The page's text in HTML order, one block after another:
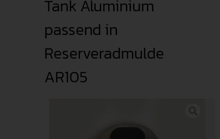
Tank Aluminium
passend in
Reserveradmulde
AR105